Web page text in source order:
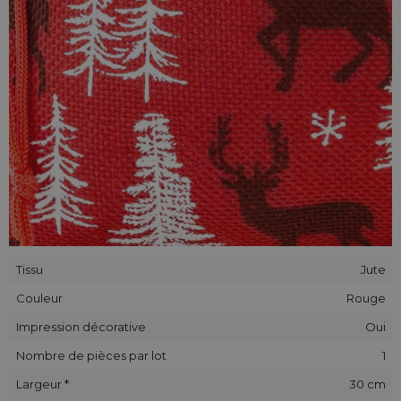
Tissu
Jute
Couleur
Rouge
Impression décorative
Oui
Nombre de pièces par lot
1
Largeur *
30 cm